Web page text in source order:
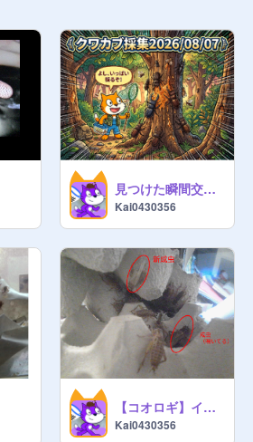
見つけた瞬間交尾！？クワカブ採集2026/08/07
Kai0430356
【コオロギ】イエコ成虫が2匹になった、、、
Kai0430356